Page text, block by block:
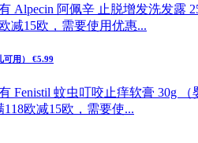
Alpecin 阿佩辛 止脱增发洗发露
减15欧，需要使用优惠...
可用） €5.99
Fenistil 蚊虫叮咬止痒软膏 30g
欧减15欧，需要使...